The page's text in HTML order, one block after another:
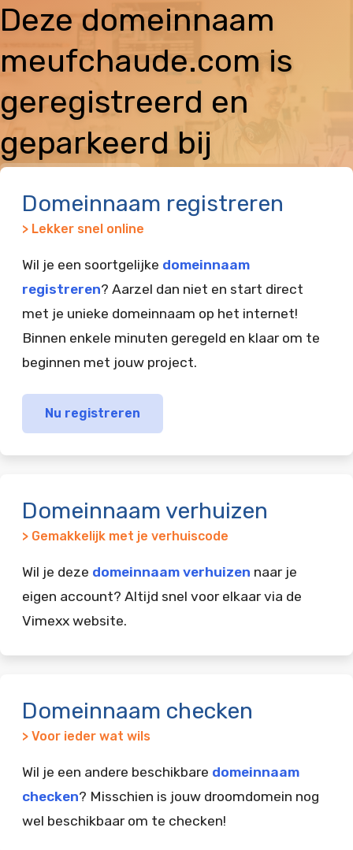
Deze domeinnaam
meufchaude.com is
geregistreerd en
geparkeerd bij
Domeinnaam registreren
> Lekker snel online
Wil je een soortgelijke domeinnaam
registreren? Aarzel dan niet en start direct
met je unieke domeinnaam op het internet!
Binnen enkele minuten geregeld en klaar om te
beginnen met jouw project.
Nu registreren
Domeinnaam verhuizen
> Gemakkelijk met je verhuiscode
Wil je deze domeinnaam verhuizen naar je
eigen account? Altijd snel voor elkaar via de
Vimexx website.
Domeinnaam checken
> Voor ieder wat wils
Wil je een andere beschikbare domeinnaam
checken? Misschien is jouw droomdomein nog
wel beschikbaar om te checken!